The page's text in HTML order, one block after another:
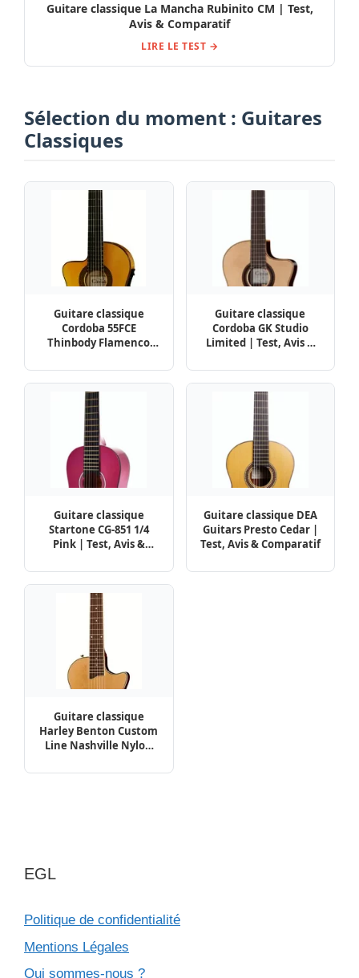
Guitare classique La Mancha Rubinito CM | Test,
Avis & Comparatif
LIRE LE TEST →
Sélection du moment : Guitares
Classiques
Guitare classique
Cordoba 55FCE
Thinbody Flamenco
Comparatif
Guitare classique
Cordoba GK Studio
Limited | Test, Avis &
Guitare classique
Startone CG-851 1/4
Pink | Test, Avis &
Guitare classique DEA
Guitars Presto Cedar |
Test, Avis & Comparatif
Guitare classique
Harley Benton Custom
Line Nashville Nylon
Comparatif
EGL
Politique de confidentialité
Mentions Légales
Qui sommes-nous ?